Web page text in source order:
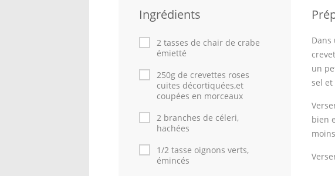
Ingrédients
2 tasses de chair de crabe
émietté
250g de crevettes roses
cuites décortiquées,et
coupées en morceaux
2 branches de céleri,
hachées
1/2 tasse oignons verts,
émincés
Dans
un
sel
bien